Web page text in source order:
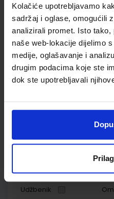
Kolačiće upotrebljavamo
sadržaj i oglase, omogućili
analizirali promet. Isto tako,
naše web-lokacije dijelimo
medije, oglašavanje i
drugim podacima koje ste
dok ste upotrebljavali
SKU:569173
ŠIFRA OMOTA: 500167
Udžbenik
OŠ
SKU:569174
Udžbenik